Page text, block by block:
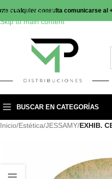
Skip to navigation
Skip to main content
cualquier consulta comunicarse al
BUSCAR EN CATEGORÍAS
Inicio/Estética/JESSAMY/EXHIB.